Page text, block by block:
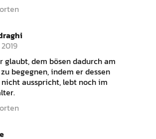
glaubt, dem bösen dadurch am
begegnen, indem er dessen
ausspricht, lebt noch im